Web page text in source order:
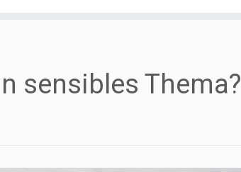
sensibles Thema?